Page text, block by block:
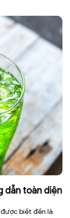
dẫn toàn diện
biết đến là